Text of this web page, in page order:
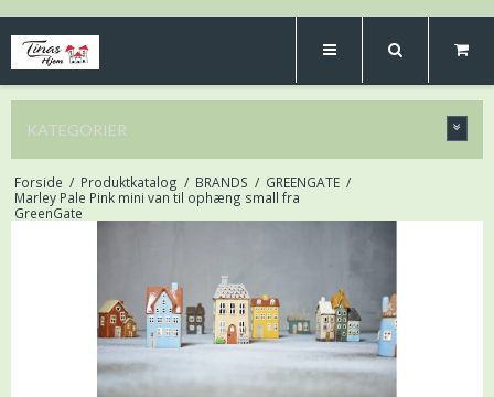
KATEGORIER
Forside / Produktkatalog / BRANDS / GREENGATE /
Marley Pale Pink mini van til ophæng small fra
GreenGate